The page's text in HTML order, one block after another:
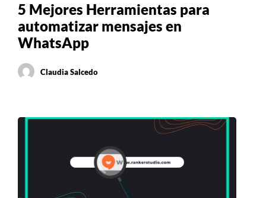
5 Mejores Herramientas para
automatizar mensajes en
WhatsApp
Claudia Salcedo